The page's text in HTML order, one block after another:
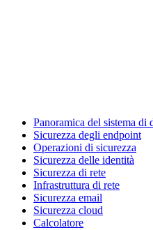
Panoramica del sistema di
Sicurezza degli endpoint
Operazioni di sicurezza
Sicurezza delle identità
Sicurezza di rete
Infrastruttura di rete
Sicurezza email
Sicurezza cloud
Calcolatore